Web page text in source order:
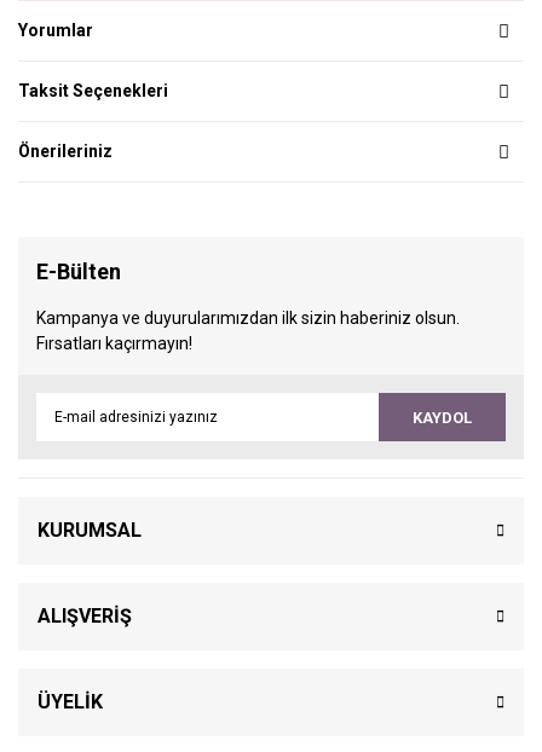
Yorumlar
Taksit Seçenekleri
Önerileriniz
E-Bülten
Kampanya ve duyurularımızdan ilk sizin haberiniz olsun.
Fırsatları kaçırmayın!
KAYDOL
KURUMSAL
ALIŞVERİŞ
ÜYELİK